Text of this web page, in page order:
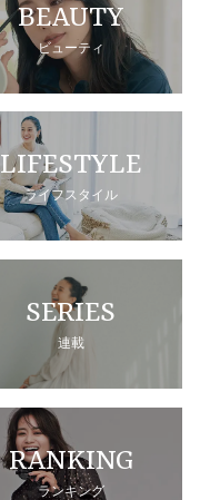
BEAUTY
ビューティ
LIFESTYLE
ライフスタイル
SERIES
連載
RANKING
ランキング